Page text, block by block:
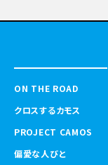
ON THE ROAD
クロスするカモス
PROJECT CAMOS
偏愛な人びと